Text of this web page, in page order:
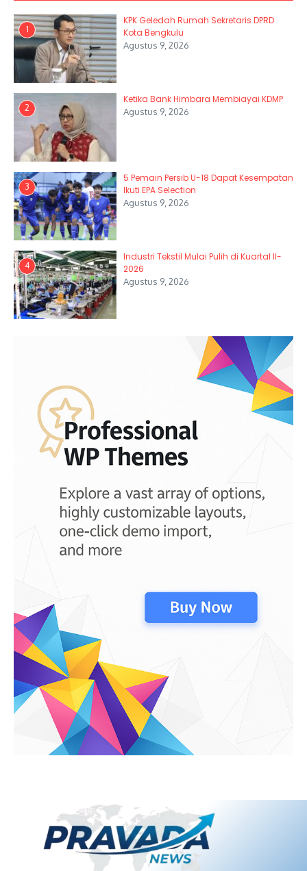
1
KPK Geledah Rumah Sekretaris DPRD
Kota Bengkulu
Agustus 9, 2026
2
Ketika Bank Himbara Membiayai KDMP
Agustus 9, 2026
3
5 Pemain Persib U-18 Dapat Kesempatan
Ikuti EPA Selection
Agustus 9, 2026
4
Industri Tekstil Mulai Pulih di Kuartal II-
2026
Agustus 9, 2026